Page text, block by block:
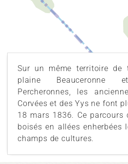
Sur un même territoire de
plaine Beauceronne
Percheronnes, les
Corvées et des Yys ne font
18 mars 1836. Ce parcours
boisés en allées enherbées
champs de cultures.